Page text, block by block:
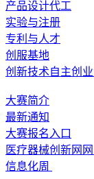
产品设计代工
实验与注册
专利与人才
创服基地
创新技术自主创
大赛简介
最新通知
大赛报名入口
医疗器械创新网
信息化周